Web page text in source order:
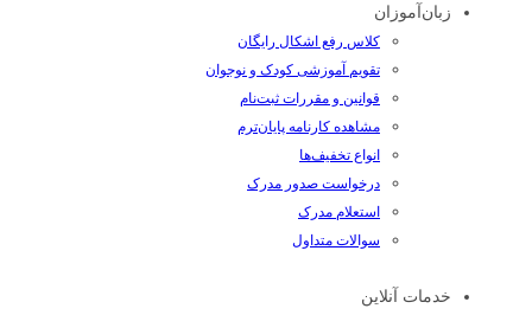
زبان‌آموزان
کلاس رفع اشکال رایگان
تقویم آموزشی کودک و نوجوان
قوانین و مقررات ثبت‌نام
مشاهده کارنامه پایان‌ترم
انواع تخفیف‌ها
درخواست صدور مدرک
استعلام مدرک
سوالات متداول
خدمات آنلاین